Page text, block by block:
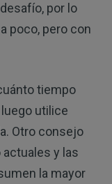
por lo
poco, pero con
tiempo
utilice
Otro consejo
y las
la mayor